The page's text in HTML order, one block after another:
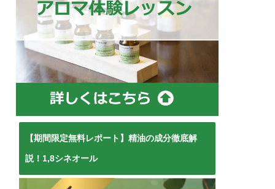
【期間限定無料レポート】精油の成分徹底解
説！1,8シネオール